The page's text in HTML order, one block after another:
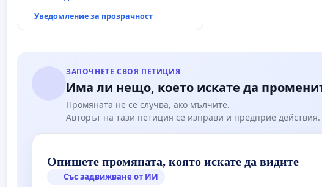
Уведомление за прозрачност
ЗАПОЧНЕТЕ СВОЯ ПЕТИЦИЯ
Има ли нещо, което искате да
Промяната не се случва, ако мълчите.
Авторът на тази петиция се изправи и предприе
Опишете промяната, която искате да видите
Със задвижване от ИИ